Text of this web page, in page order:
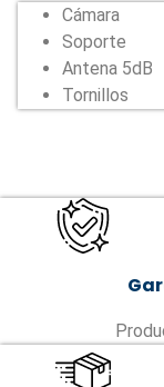
Cámara
Soporte
Antena 5dB
Tornillos